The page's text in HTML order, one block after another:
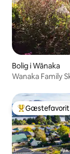
Bolig i Wānaka
Wanaka Family
Bedste
Gæstefavorit